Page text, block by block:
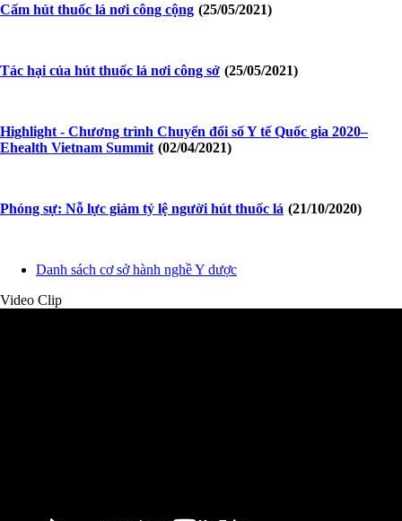
Cấm hút thuốc lá nơi công cộng (25/05/2021)
Tác hại của hút thuốc lá nơi công sở (25/05/2021)
Highlight - Chương trình Chuyển đổi số Y tế Quốc gia 2020–
Ehealth Vietnam Summit (02/04/2021)
Phóng sự: Nỗ lực giảm tỷ lệ người hút thuốc lá (21/10/2020)
Danh sách cơ sở hành nghề Y dược
Video Clip